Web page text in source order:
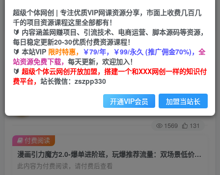
挂机
项目
脚本卡密
APP下载
GO
首页 创业课程 会员免费 正文
漫画引力魔方2.0-爆单进阶班，玩爆推荐流量：双
场景低价引流，双渠道撬动免费，达摩盘高效助力
关注 私信
1569 131
漫画引力魔方2.0-爆单进阶班，玩爆推荐流量：双场景低价引流，双渠道撬动免费，达摩盘高效助力
此内容为付费阅读，请付费后查看
付费阅读
超级个体网创 | 专注优质VIP网课资源分享，市面上收费几百几
千的项目资源课程这里全部都有！
🔰 内容涵盖网赚项目、引流技术、电商运营、脚本源码等资源，
每日稳定更新20-30优质付费资源课程！
🔰 本站VIP 限时特惠， ￥79/年，￥99/永久 (推广佣金70%)， 全
站资源免费下载， 每天更新，欢迎加入！
🔰 超级个体云网创开放加盟，搭建一个和XXX网创一样的知识付
费平台， 站长微信：zszpp330
开通VIP会员 加盟当站长